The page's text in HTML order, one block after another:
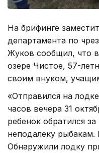
На брифинге
департамента по
Жуков сообщил, что
озере Чистое, 57-
своим внуком,
«Отправился на
часов вечера 31
ребенок обратился
неподалеку
Обнаружили лодку